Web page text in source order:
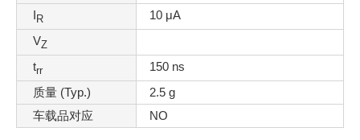
I R
10 μA
VZ
trr
150 ns
质量 (Typ.)
2.5 g
车载品对应
NO